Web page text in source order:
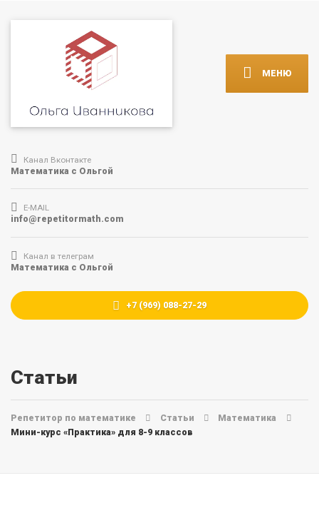
МЕНЮ
Канал Вконтакте
Математика с Ольгой
E-MAIL
info@repetitormath.com
Канал в телеграм
Математика с Ольгой
+7 (969) 088-27-29
Статьи
Репетитор по математике Статьи
Математика
Мини-курс «Практика» для 8-9 классов